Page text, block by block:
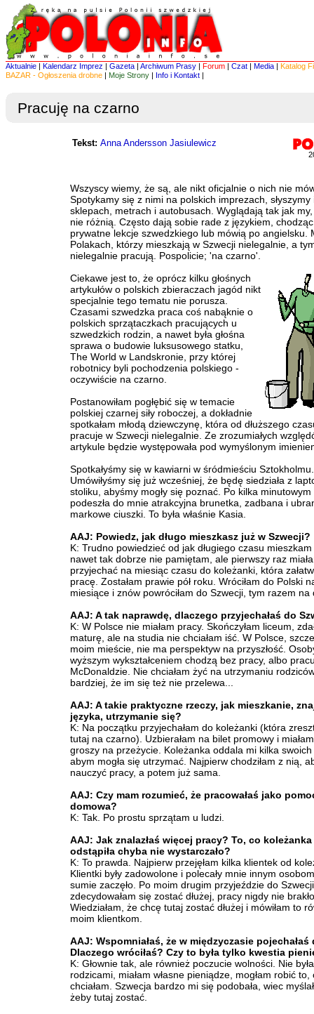
Aktualnie | Kalendarz Imprez | Gazeta | Archiwum Prasy | Forum | Czat | Media | Katalog
BAZAR - Ogłoszenia drobne | Moje Strony | Info i Kontakt |
Pracuję na czarno
Tekst: Anna Andersson Jasiulewicz
Wszyscy wiemy, że są, ale nikt oficjalnie o nich nie
Spotykamy się z nimi na polskich imprezach, słyszymy
sklepach, metrach i autobusach. Wyglądają tak jak
nie różnią. Często dają sobie rade z językiem,
prywatne lekcje szwedzkiego lub mówią po angielsku.
Polakach, którzy mieszkają w Szwecji nielegalnie, a
nielegalnie pracują. Pospolicie; 'na czarno'.
Ciekawe jest to, że oprócz kilku głośnych
artykułów o polskich zbieraczach jagód nikt
specjalnie tego tematu nie porusza.
Czasami szwedzka praca coś nabąknie o
polskich sprzątaczkach pracujących u
szwedzkich rodzin, a nawet była głośna
sprawa o budowie luksusowego statku,
The World w Landskronie, przy której
robotnicy byli pochodzenia polskiego -
oczywiście na czarno.
Postanowiłam pogłębić się w temacie
polskiej czarnej siły roboczej, a dokładnie
spotkałam młodą dziewczynę, która od dłuższego
pracuje w Szwecji nielegalnie. Ze zrozumiałych
artykule będzie występowała pod wymyślonym
Spotkałyśmy się w kawiarni w śródmieściu Sztokholmu.
Umówiłyśmy się już wcześniej, że będę siedziała z
stoliku, abyśmy mogły się poznać. Po kilka
podeszła do mnie atrakcyjna brunetka, zadbana i
markowe ciuszki. To była właśnie Kasia.
AAJ: Powiedz, jak długo mieszkasz już w Szwecji?
K: Trudno powiedzieć od jak długiego czasu
nawet tak dobrze nie pamiętam, ale pierwszy raz
przyjechać na miesiąc czasu do koleżanki, która
pracę. Zostałam prawie pół roku. Wróciłam do Polski
miesiące i znów powróciłam do Szwecji, tym razem na
AAJ: A tak naprawdę, dlaczego przyjechałaś do
K: W Polsce nie miałam pracy. Skończyłam liceum,
maturę, ale na studia nie chciałam iść. W Polsce,
moim mieście, nie ma perspektyw na przyszłość.
wyższym wykształceniem chodzą bez pracy, albo
McDonaldzie. Nie chciałam żyć na utrzymaniu
bardziej, że im się też nie przelewa...
AAJ: A takie praktyczne rzeczy, jak mieszkanie,
języka, utrzymanie się?
K: Na początku przyjechałam do koleżanki (która
tutaj na czarno). Uzbierałam na bilet promowy i
groszy na przeżycie. Koleżanka oddala mi kilka
abym mogła się utrzymać. Najpierw chodziłam z nią,
nauczyć pracy, a potem już sama.
AAJ: Czy mam rozumieć, że pracowałaś jako
domowa?
K: Tak. Po prostu sprzątam u ludzi.
AAJ: Jak znalazłaś więcej pracy? To, co
odstąpiła chyba nie wystarczało?
K: To prawda. Najpierw przejęłam kilka klientek od
Klientki były zadowolone i polecały mnie innym
sumie zaczęło. Po moim drugim przyjeździe do
zdecydowałam się zostać dłużej, pracy nigdy nie
Wiedziałam, że chcę tutaj zostać dłużej i mówiłam to
moim klientkom.
AAJ: Wspomniałaś, że w międzyczasie pojechałaś
Dlaczego wróciłaś? Czy to była tylko kwestia
K: Głownie tak, ale również poczucie wolności. Nie
rodzicami, miałam własne pieniądze, mogłam robić to,
chciałam. Szwecja bardzo mi się podobała, wiec
żeby tutaj zostać.